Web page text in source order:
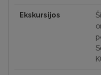
Ekskursijos